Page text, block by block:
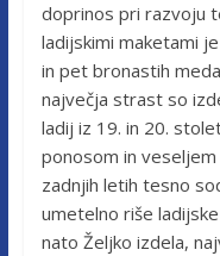
doprinos pri razvoju
ladijskimi maketami
in pet bronastih
največja strast so
ladij iz 19. in 20.
ponosom in veseljem
zadnjih letih tesno
umetelno riše
nato Željko izdela,